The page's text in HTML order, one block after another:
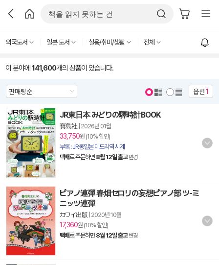
외국도서 일본 도서 실용/취미/생활 전체
이 분야에 141,600개의 상품이 있습니다.
옵션1
JR東日本 みどりの驛時計BOOK
寶島社 2026년 01월
33,750원 (10% 할인)
부록 : JR동일본 미도리역 시계
택배로 주문하면 8월 12일 출고 변경
ピアノ連彈 春畑セロリの妄想ピアノ部 ツ-ミ
ニッツ連彈
カワイ出版 2020년 10월
17,360원 (10% 할인)
택배로 주문하면 8월 12일 출고 변경